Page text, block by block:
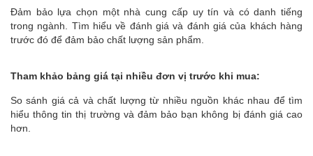
Đảm bảo lựa chọn một nhà cung cấp uy tín và có danh tiếng
trong ngành. Tìm hiểu về đánh giá và đánh giá của khách hàng
trước đó để đảm bảo chất lượng sản phẩm.
Tham khảo bảng giá tại nhiều đơn vị trước khi mua:
So sánh giá cả và chất lượng từ nhiều nguồn khác nhau để tìm
hiểu thông tin thị trường và đảm bảo bạn không bị đánh giá cao
hơn.